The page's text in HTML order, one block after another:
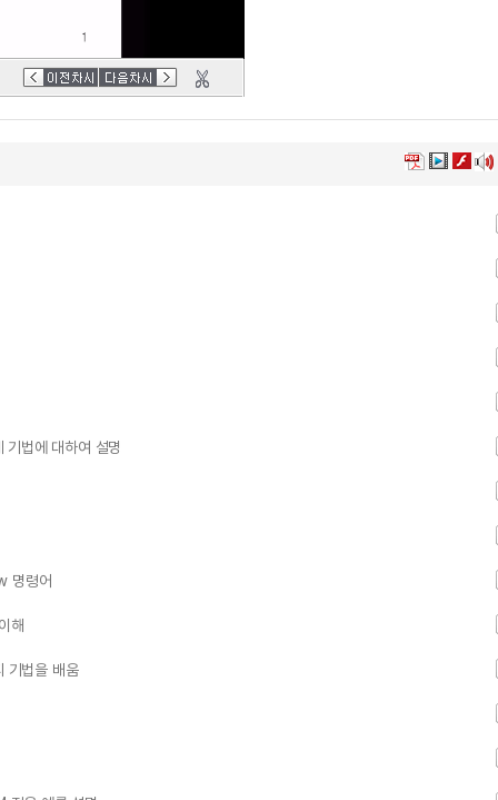
법에 대하여 설명
령어
해
기법을 배움